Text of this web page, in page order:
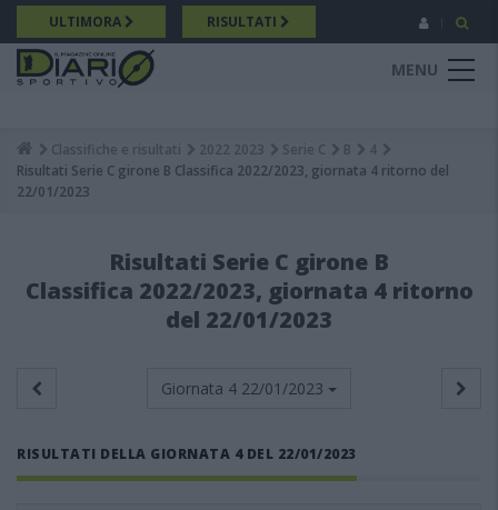
Salta
al
contenuto
principale
ULTIMORA RISULTATI
MENU
Breadcrumb
Classifiche e risultati 2022 2023 Serie C B
4
Risultati Serie C girone B Classifica 2022/2023, giornata 4 ritorno del
22/01/2023
Risultati Serie C girone B
Classifica 2022/2023, giornata 4 ritorno
del 22/01/2023
Giornata 4 22/01/2023
RISULTATI DELLA GIORNATA 4 DEL 22/01/2023